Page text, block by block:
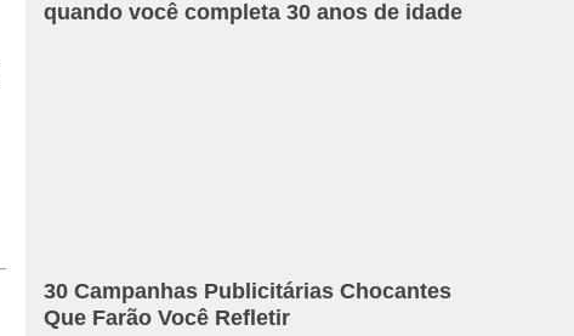
quando você completa 30 anos de idade
30 Campanhas Publicitárias Chocantes
Que Farão Você Refletir